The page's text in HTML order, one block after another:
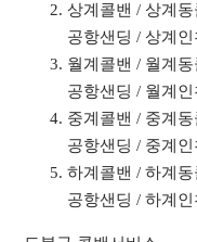
상계콜밴 / 상계
공항샌딩 / 상계
월계콜밴 / 월계
공항샌딩 / 월계
중계콜밴 / 중계
공항샌딩 / 중계
하계콜밴 / 하계
공항샌딩 / 하계